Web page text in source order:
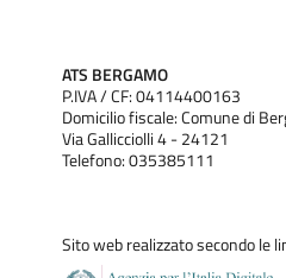
ATS BERGAMO
P.IVA / CF: 04114400163
Domicilio fiscale: Comune di
Via Gallicciolli 4 - 24121
Telefono: 035385111
Sito web realizzato secondo le